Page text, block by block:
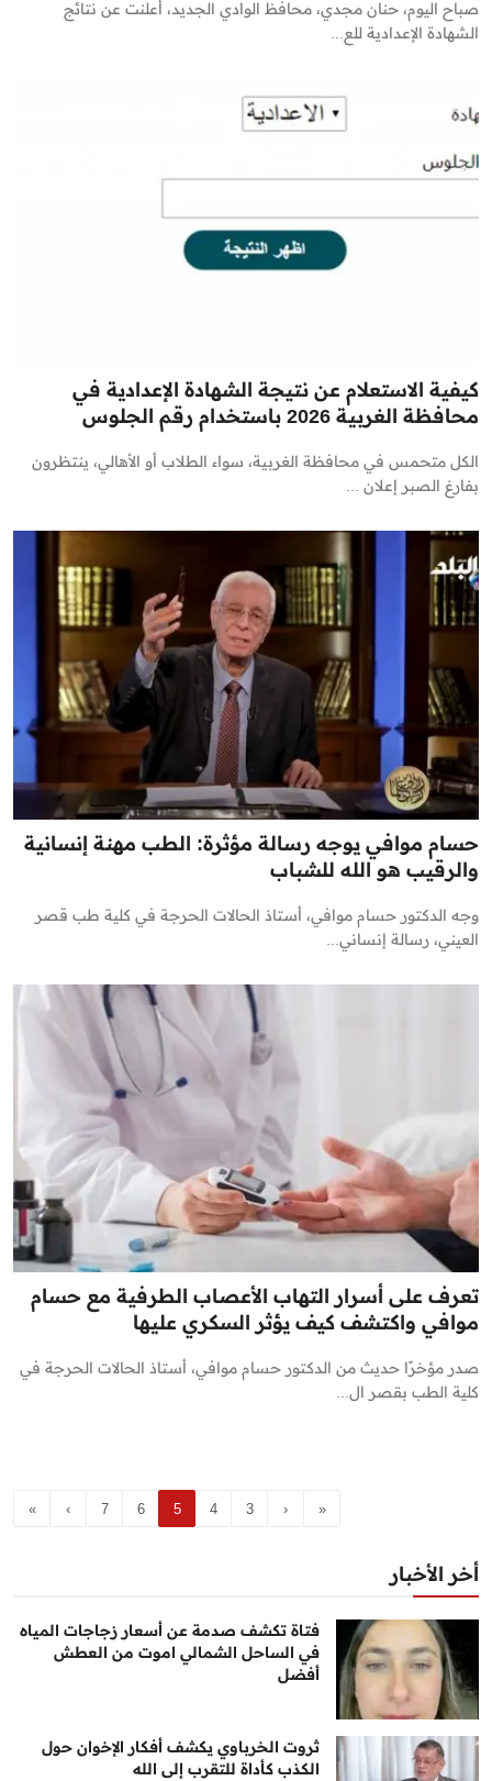
صباح اليوم، حنان مجدي، محافظ الوادي الجديد، أعلنت عن نتائج
الشهادة الإعدادية للع...
كيفية الاستعلام عن نتيجة الشهادة الإعدادية في
محافظة الغربية 2026 باستخدام رقم الجلوس
الكل متحمس في محافظة الغربية، سواء الطلاب أو الأهالي، ينتظرون
بفارغ الصبر إعلان ...
حسام موافي يوجه رسالة مؤثرة: الطب مهنة إنسانية
والرقيب هو الله للشباب
وجه الدكتور حسام موافي، أستاذ الحالات الحرجة في كلية طب قصر
العيني، رسالة إنساني...
تعرف على أسرار التهاب الأعصاب الطرفية مع حسام
موافي واكتشف كيف يؤثر السكري عليها
صدر مؤخرًا حديث من الدكتور حسام موافي، أستاذ الحالات الحرجة في
كلية الطب بقصر ال...
«
‹
3
4
5
6
7
›
»
أخر الأخبار
فتاة تكشف صدمة عن أسعار زجاجات المياه
في الساحل الشمالي اموت من العطش
أفضل
ثروت الخرباوي يكشف أفكار الإخوان حول
الكذب كأداة للتقرب إلى الله